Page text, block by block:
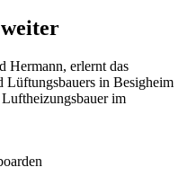
Hermann, erlernt das
Lüftungsbauers in Besigheim
im